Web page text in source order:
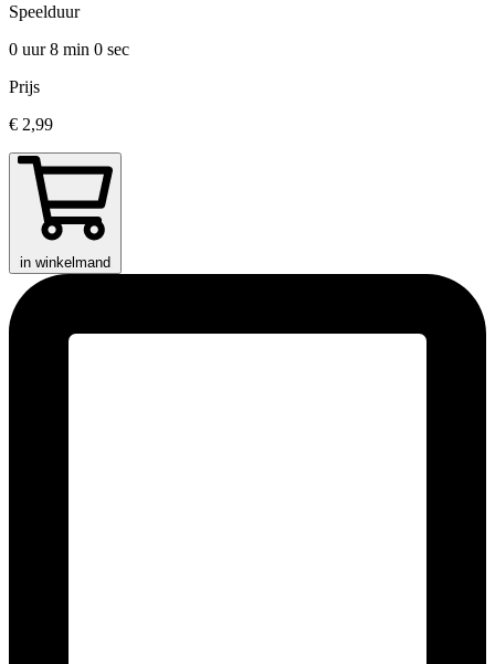
Speelduur
0 uur 8 min 0 sec
Prijs
€ 2,99
in winkelmand